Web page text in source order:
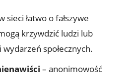
sieci łatwo o fałszywe
krzywdzić ludzi lub
wydarzeń społecznych.
– anonimowość